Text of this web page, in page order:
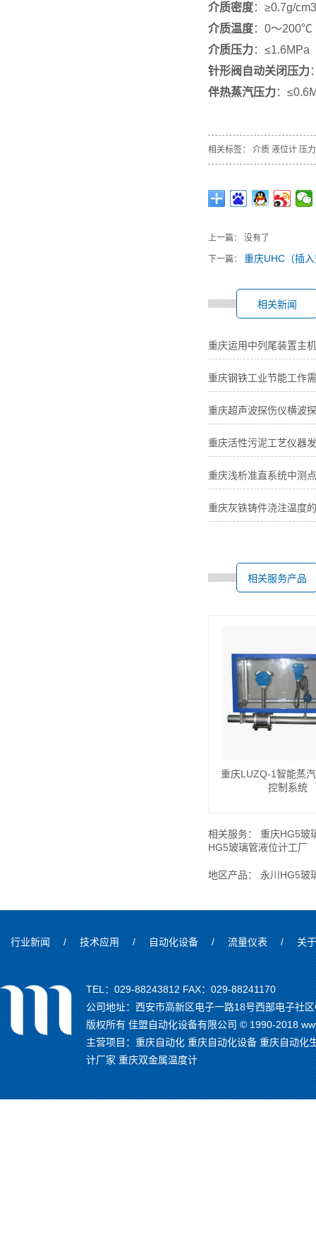
介质密度：≥0.7g/cm3
介质温度：0～
介质压力 ：≤1.6MPa
针形阀自动关闭压力
伴热蒸汽压力 ：
相关标签： 介质 液位计 压力
上一篇： 没有了
下一篇： 重庆UHC（插
相关新闻
重庆运用中列尾装置主
重庆钢铁工业节能工作
重庆超声波探伤仪横波
重庆活性污泥工艺仪器
重庆浅析准直系统中测
重庆灰铁铸件浇注温度
相关服务产品
重庆LUZQ-1智能蒸
控制系统
相关服务： 重庆HG5玻
HG5玻璃管液位计工厂
地区产品： 永川HG5玻
行业新闻 / 技术应用 / 自动化设备 / 流量仪表 / 关
TEL：029-88243812 FAX：029-88241170
公司地址：西安市高新区电子一路18号西部电子社
版权所有 佳盟自动化设备有限公司 © 1990-2018
主营项目： 重庆自动化 重庆自动化设备 重庆自动化
计厂家 重庆双金属温度计